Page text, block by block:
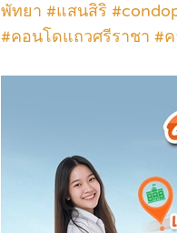
พัทยา #แสนสิริ
#คอนโดแถวศรีราชา #